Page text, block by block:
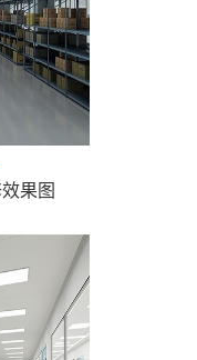
果图